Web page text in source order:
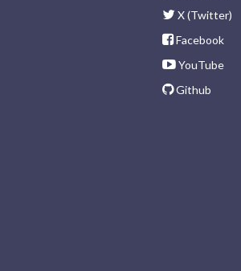
X (Twitter)
Facebook
YouTube
Github